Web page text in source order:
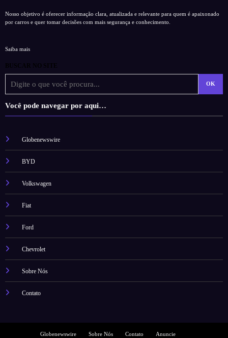
Nosso objetivo é oferecer informação clara, atualizada e relevante para quem é apaixonado
por carros e quer tomar decisões com mais segurança e conhecimento.
Saiba mais
BUSCAR NO SITE
OK
Você pode navegar por aqui…
Globenewswire
BYD
Volkswagen
Fiat
Ford
Chevrolet
Sobre Nós
Contato
Globenewswire Sobre Nós Contato
Anuncie